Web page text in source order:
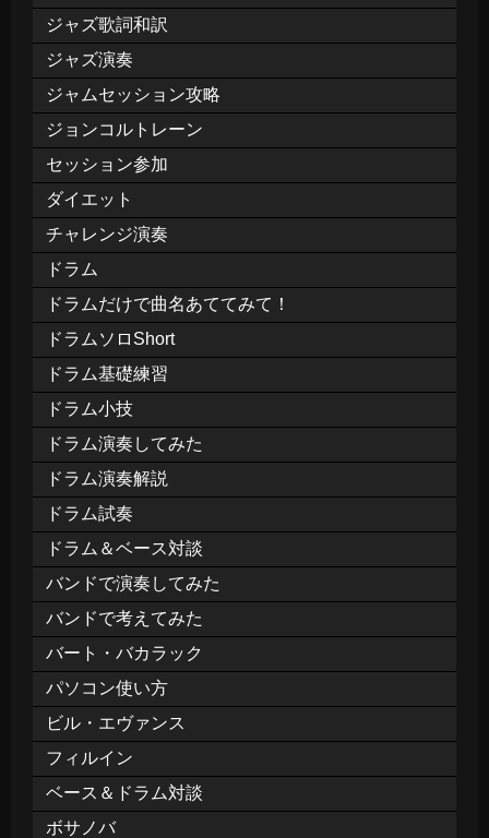
ジャズ歌詞和訳
ジャズ演奏
ジャムセッション攻略
ジョンコルトレーン
セッション参加
ダイエット
チャレンジ演奏
ドラム
ドラムだけで曲名あててみて！
ドラムソロShort
ドラム基礎練習
ドラム小技
ドラム演奏してみた
ドラム演奏解説
ドラム試奏
ドラム＆ベース対談
バンドで演奏してみた
バンドで考えてみた
バート・バカラック
パソコン使い方
ビル・エヴァンス
フィルイン
ベース＆ドラム対談
ボサノバ